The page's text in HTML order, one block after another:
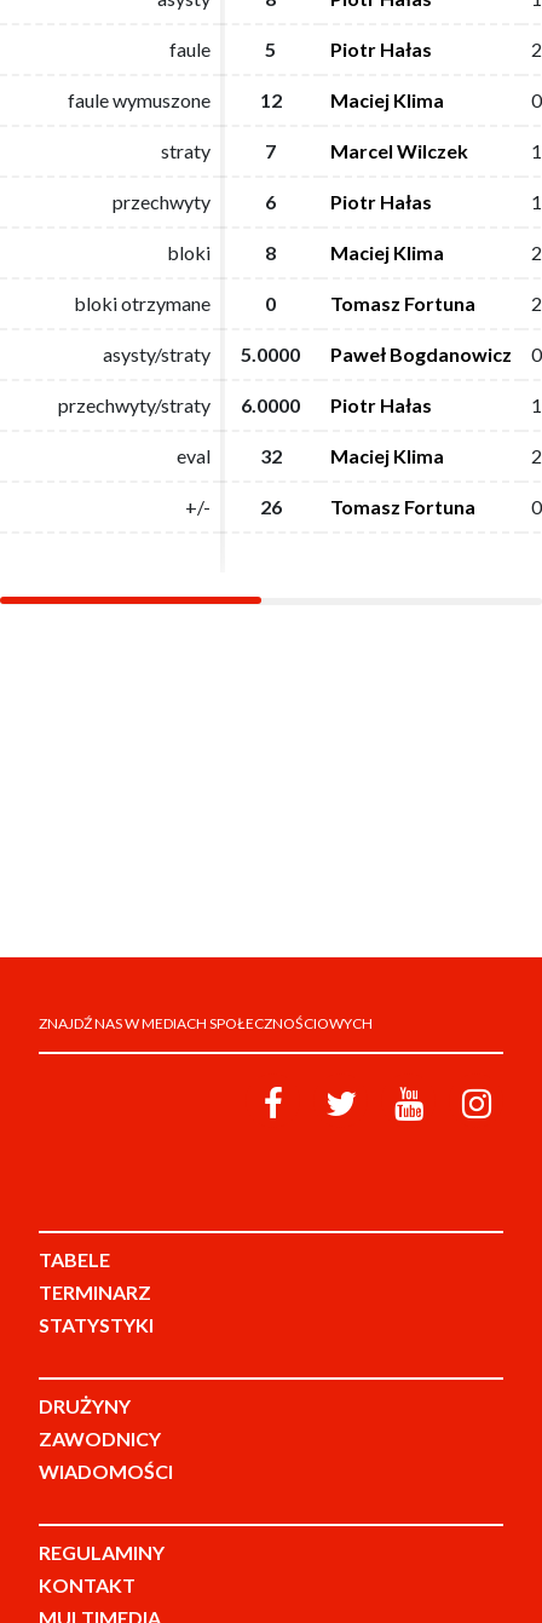
faule 5 Piotr Hałas
faule wymuszone 12 Maciej Klima
straty 7 Marcel Wilczek
przechwyty 6 Piotr Hałas
bloki 8 Maciej Klima
bloki otrzymane 0 Tomasz Fortuna
asysty/straty 5.0000 Paweł Bogdanowicz
przechwyty/straty 6.0000 Piotr Hałas
eval 32 Maciej Klima
+/- 26 Tomasz Fortuna
faule 5 Piotr Hałas
faule wymuszone 12 Maciej Klima
straty 7 Marcel Wilczek
przechwyty 6 Piotr Hałas
bloki 8 Maciej Klima
bloki otrzymane 0 Tomasz Fortuna
asysty/straty 5.0000 Paweł Bogdanowicz
przechwyty/straty 6.0000 Piotr Hałas
eval 32 Maciej Klima
+/- 26 Tomasz Fortuna
ZNAJDŹ NAS W MEDIACH SPOŁECZNOŚCIOWYCH
TABELE
TERMINARZ
STATYSTYKI
DRUŻYNY
ZAWODNICY
WIADOMOŚCI
REGULAMINY
KONTAKT
MULTIMEDIA